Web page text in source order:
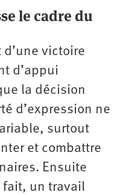
le cadre du
d’une victoire
d’appui
la décision
d’expression ne
surtout
et combattre
Ensuite
fait, un travail